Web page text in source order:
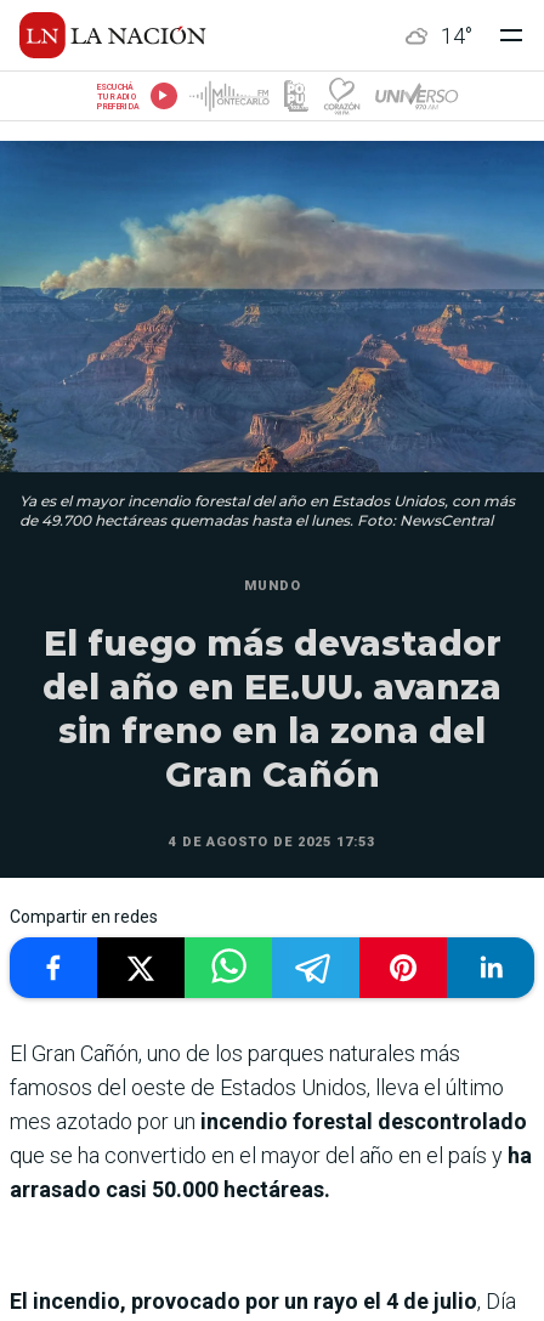
14°
ESCUCHÁ
TU RADIO
PREFERIDA
Ya es el mayor incendio forestal del año en Estados Unidos, con más
de 49.700 hectáreas quemadas hasta el lunes. Foto: NewsCentral
MUNDO
El fuego más devastador
del año en EE.UU. avanza
sin freno en la zona del
Gran Cañón
4 DE AGOSTO DE 2025 17:53
Compartir en redes
El Gran Cañón, uno de los parques naturales más
famosos del oeste de Estados Unidos, lleva el último
mes azotado por un incendio forestal descontrolado
que se ha convertido en el mayor del año en el país y ha
arrasado casi 50.000 hectáreas.
El incendio, provocado por un rayo el 4 de julio, Día